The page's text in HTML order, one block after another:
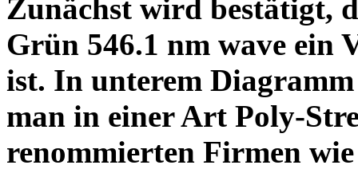
Zunächst wird bestätigt,
Grün 546.1 nm wave ein
ist. In unterem
man in einer Art Poly-
renommierten Firmen